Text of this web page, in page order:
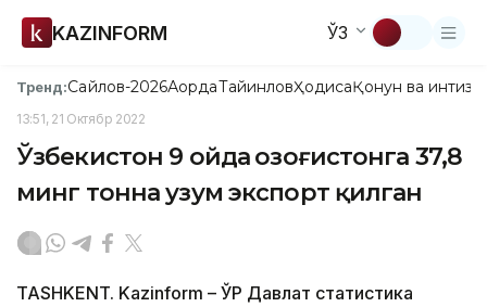
KAZINFORM ЎЗ
Тренд:Сайлов-2026АқордаТайинловҲодисаҚонун ва
13:51, 21 Октябр 2022
Ўзбекистон 9 ойда Қозоғистонга 37,8
минг тонна узум экспорт қилган
TASHKENT. Kazinform – ЎР Давлат статистика